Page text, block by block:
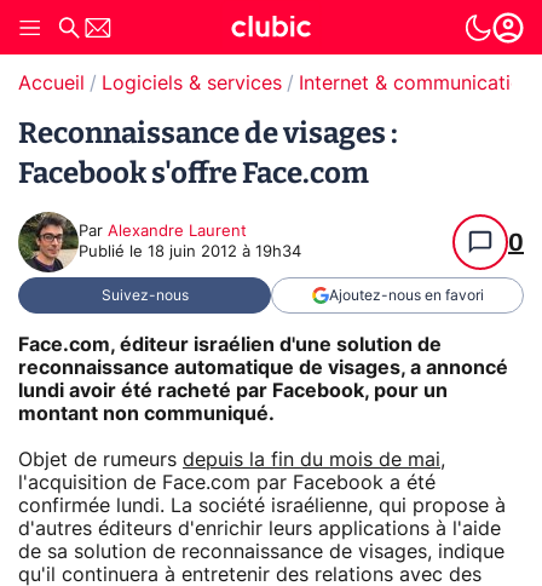
Accueil Logiciels & services Internet & communication
Reconnaissance de visages :
Facebook s'offre Face.com
Par Alexandre Laurent
Publié le 18 juin 2012 à 19h34 0
Suivez-nous Ajoutez-nous en favori
Face.com, éditeur israélien d'une solution de
reconnaissance automatique de visages, a annoncé
lundi avoir été racheté par Facebook, pour un
montant non communiqué.
Objet de rumeurs depuis la fin du mois de mai,
l'acquisition de Face.com par Facebook a été
confirmée lundi. La société israélienne, qui propose à
d'autres éditeurs d'enrichir leurs applications à l'aide
de sa solution de reconnaissance de visages, indique
qu'il continuera à entretenir des relations avec des